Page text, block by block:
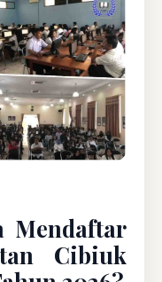
Mendaftar
Cibiuk